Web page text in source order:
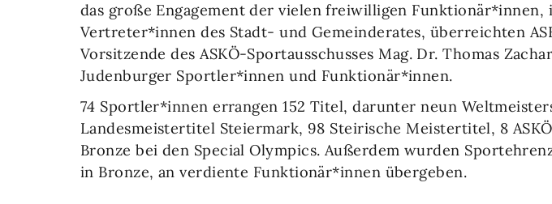
das große Engagement der vielen freiwilligen
Vertreter*innen des Stadt- und Gemeinderates, überreichten
Vorsitzende des ASKÖ-Sportausschusses Mag. Dr. Thomas
Judenburger Sportler*innen und Funktionär*innen.
74 Sportler*innen errangen 152 Titel, darunter neun
Landesmeistertitel Steiermark, 98 Steirische Meistertitel, 8
Bronze bei den Special Olympics. Außerdem wurden
in Bronze, an verdiente Funktionär*innen übergeben.